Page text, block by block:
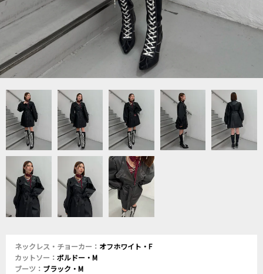
ネックレス・チョーカー： オフホワイト・F
カットソー： ボルドー・M
ブーツ： ブラック・M